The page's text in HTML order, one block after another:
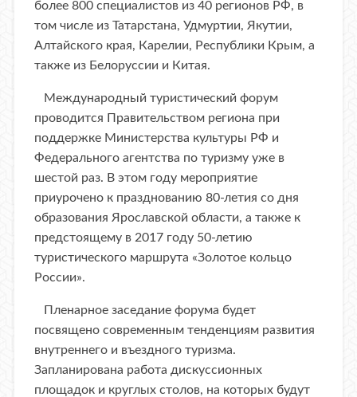
более 800 специалистов из 40 регионов РФ, в
том числе из Татарстана, Удмуртии, Якутии,
Алтайского края, Карелии, Республики Крым, а
также из Белоруссии и Китая.
Международный туристический форум
проводится Правительством региона при
поддержке Министерства культуры РФ и
Федерального агентства по туризму уже в
шестой раз. В этом году мероприятие
приурочено к празднованию 80-летия со дня
образования Ярославской области, а также к
предстоящему в 2017 году 50-летию
туристического маршрута «Золотое кольцо
России».
Пленарное заседание форума будет
посвящено современным тенденциям развития
внутреннего и въездного туризма.
Запланирована работа дискуссионных
площадок и круглых столов, на которых будут